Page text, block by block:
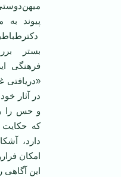
پیوند
بستر
فرهنگی
«دریافتی
در آثار
و حس را
که حکایت
دارد،
امکان
این